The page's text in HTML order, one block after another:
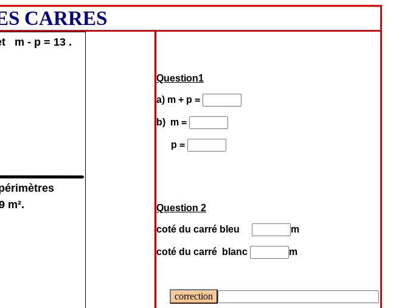
CARRES
Question1
a) m + p =
b) m =
p =
Question 2
coté du carré bleu m
coté du carré blanc m